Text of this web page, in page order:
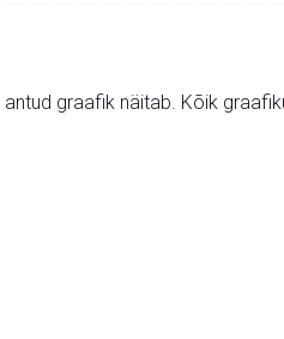
graafik näitab. Kõik